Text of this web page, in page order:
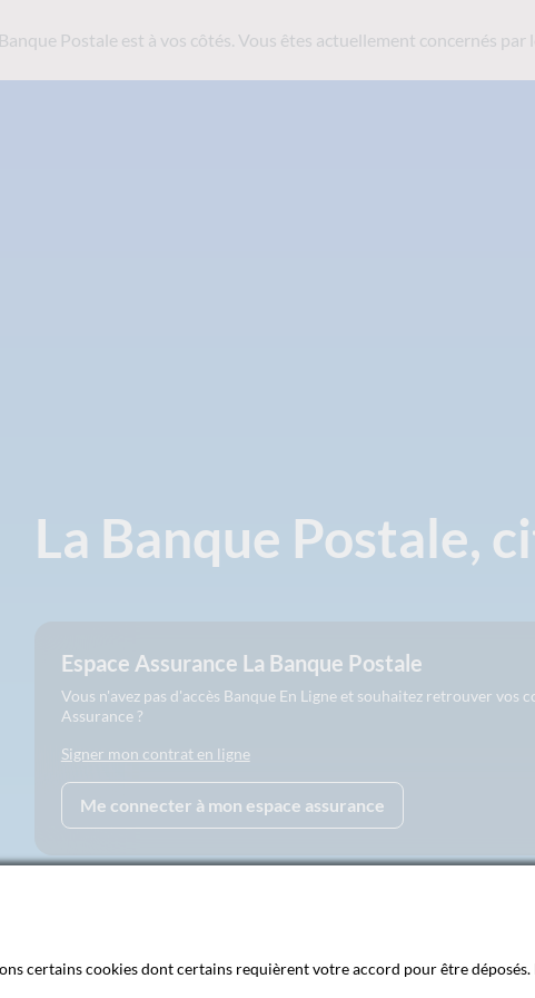
Postale est à vos côtés. Vous êtes actuellement concernés par
La Banque Postale,
Espace Assurance La Banque Postale
Vous n'avez pas d'accès Banque En Ligne et souhaitez retrouver vos
Assurance ?
Signer mon contrat en ligne
Me connecter à mon espace assurance
certains cookies dont certains requièrent votre accord pour être déposés.